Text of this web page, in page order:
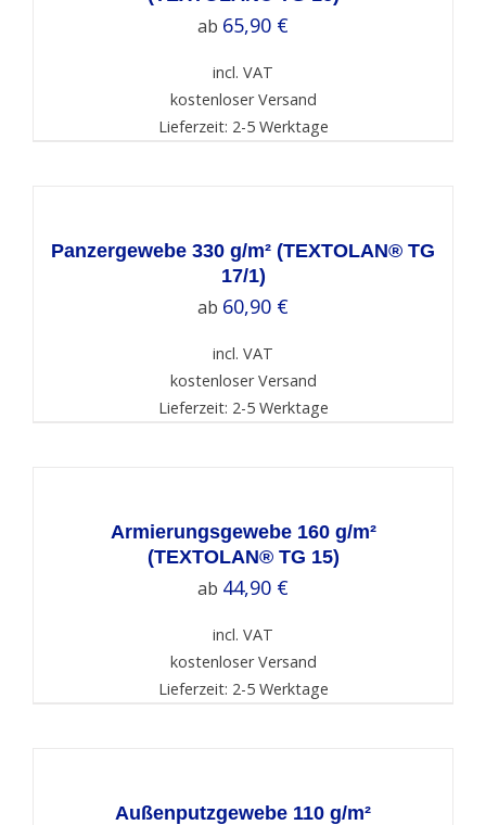
ab 65,90 €
incl. VAT
kostenloser Versand
Lieferzeit: 2-5 Werktage
DETAILS
Panzergewebe 330 g/m² (TEXTOLAN® TG
17/1)
ab 60,90 €
incl. VAT
kostenloser Versand
Lieferzeit: 2-5 Werktage
Armierungsgewebe 160 g/m²
(TEXTOLAN® TG 15)
ab 44,90 €
incl. VAT
kostenloser Versand
Lieferzeit: 2-5 Werktage
Außenputzgewebe 110 g/m²